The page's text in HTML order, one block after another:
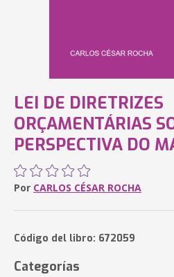
LEI DE DIRETRIZES
ORÇAMENTÁRIAS
PERSPECTIVA DO
Por CARLOS CÉSAR ROCHA
Código del libro: 672059
Categorías